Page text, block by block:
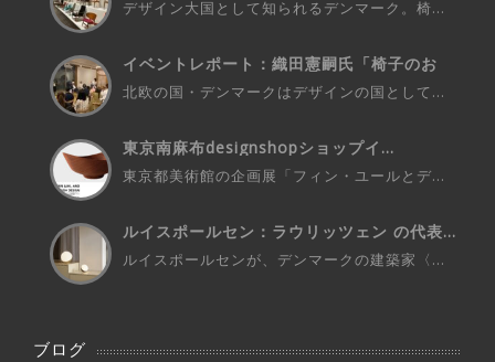
デザイン大国として知られるデンマーク。椅...
イベントレポート：織田憲嗣氏「椅子のお
話...
北欧の国・デンマークはデザインの国として...
東京南麻布designshopショップイ...
東京都美術館の企画展「フィン・ユールとデ...
ルイスポールセン：ラウリッツェン の代表...
ルイスポールセンが、デンマークの建築家〈...
ブログ